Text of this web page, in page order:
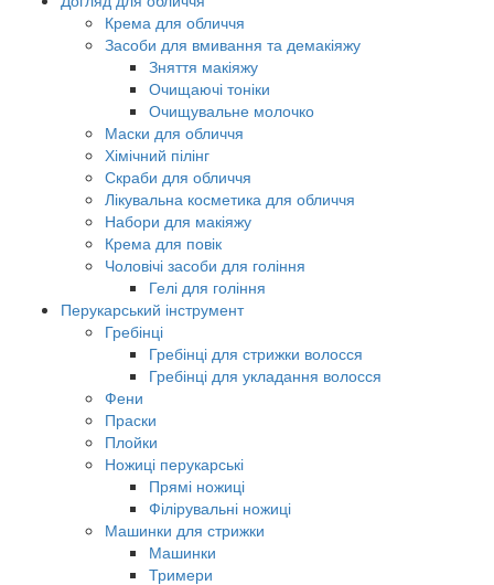
Крема для обличчя
Засоби для вмивання та демакіяжу
Зняття макіяжу
Очищаючі тоніки
Очищувальне молочко
Маски для обличчя
Хімічний пілінг
Скраби для обличчя
Лікувальна косметика для обличчя
Набори для макіяжу
Крема для повік
Чоловічі засоби для гоління
Гелі для гоління
Перукарський інструмент
Гребінці
Гребінці для стрижки волосся
Гребінці для укладання волосся
Фени
Праски
Плойки
Ножиці перукарські
Прямі ножиці
Філірувальні ножиці
Машинки для стрижки
Машинки
Тримери